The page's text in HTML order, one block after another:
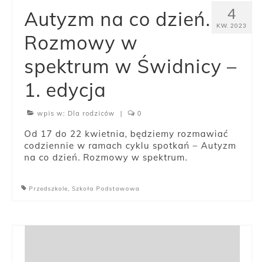
4
KW. 2023
Autyzm na co dzień.
Rozmowy w
spektrum w Świdnicy –
1. edycja
wpis w: Dla rodziców | 0
Od 17 do 22 kwietnia, będziemy rozmawiać
codziennie w ramach cyklu spotkań – Autyzm
na co dzień. Rozmowy w spektrum.
Przedszkole, Szkoła Podstawowa